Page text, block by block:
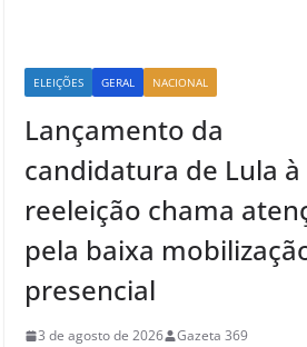
ELEIÇÕES GERAL NACIONAL
Lançamento da
candidatura de Lula à
reeleição chama
pela baixa
presencial
3 de agosto de 2026 Gazeta 369